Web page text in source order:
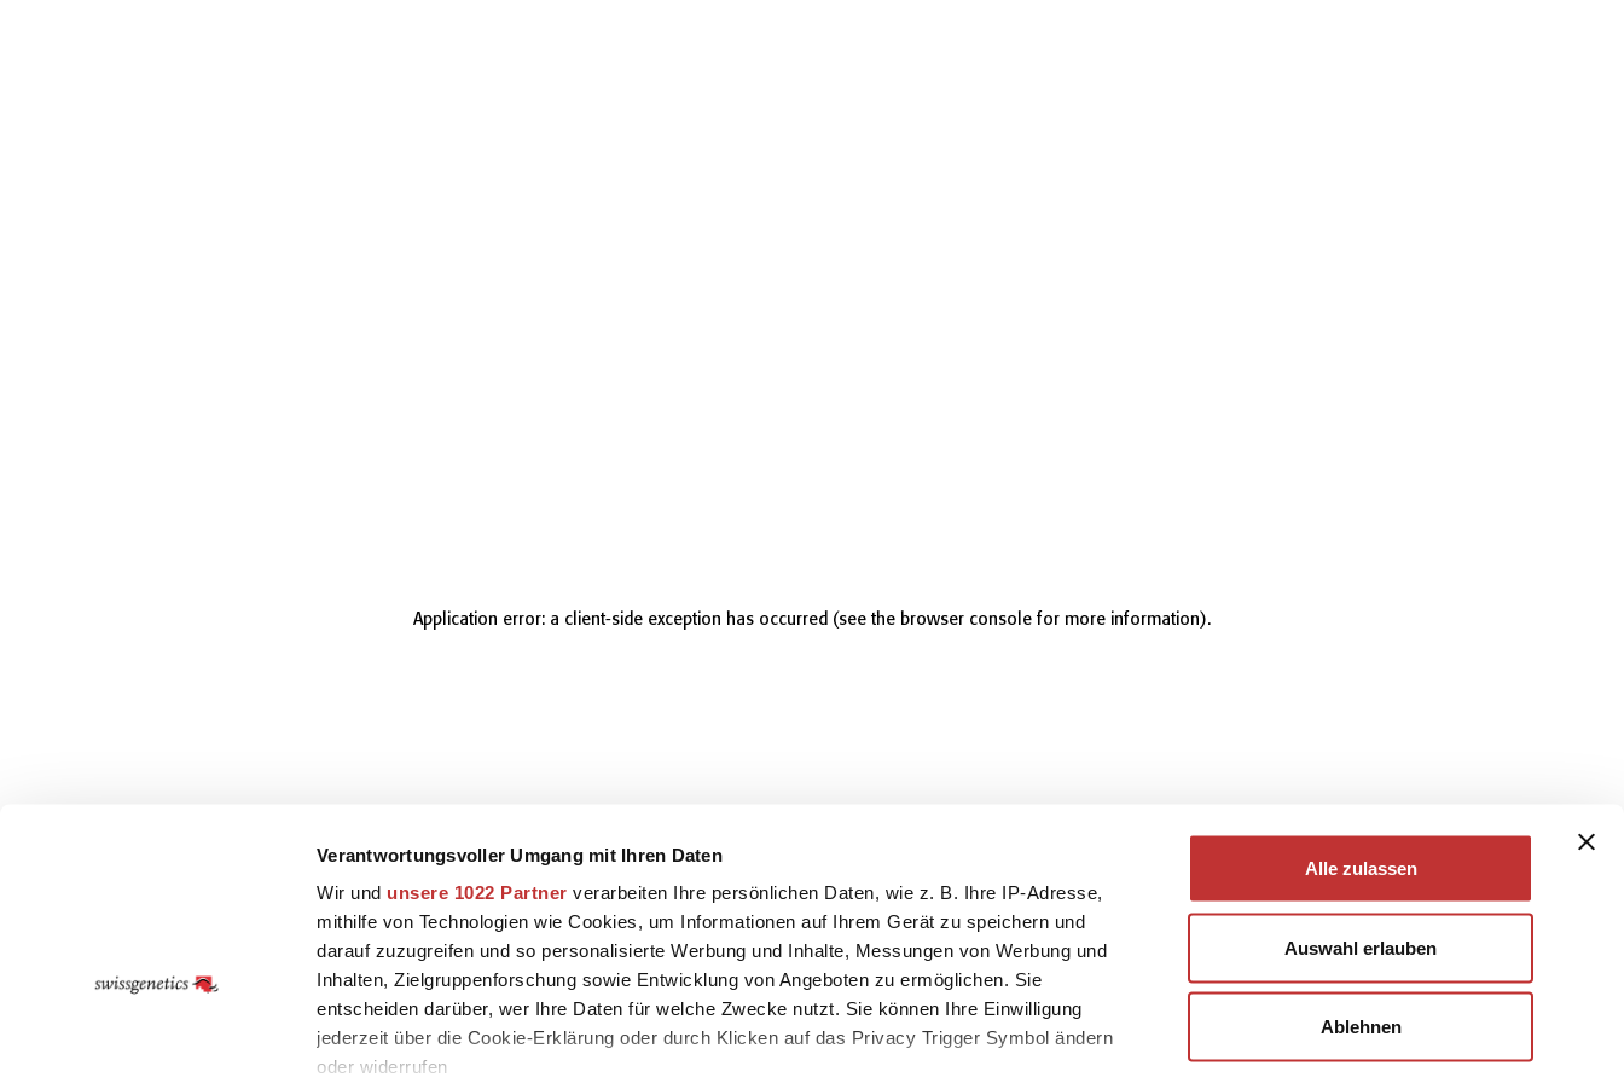
Verantwortungsvoller Umgang mit Ihren Daten
Wir und unsere 1022 Partner verarbeiten Ihre persönlichen Daten, wie z. B. Ihre IP-Adresse,
mithilfe von Technologien wie Cookies, um Informationen auf Ihrem Gerät zu speichern und
darauf zuzugreifen und so personalisierte Werbung und Inhalte, Messungen von Werbung und
Inhalten, Zielgruppenforschung sowie Entwicklung von Angeboten zu ermöglichen. Sie
entscheiden darüber, wer Ihre Daten für welche Zwecke nutzt. Sie können Ihre Einwilligung
jederzeit über die Cookie-Erklärung oder durch Klicken auf das Privacy Trigger Symbol ändern
oder widerrufen
Alle zulassen
Auswahl erlauben
Ablehnen
Application error: a client-side exception has occurred (see the browser console for more information).